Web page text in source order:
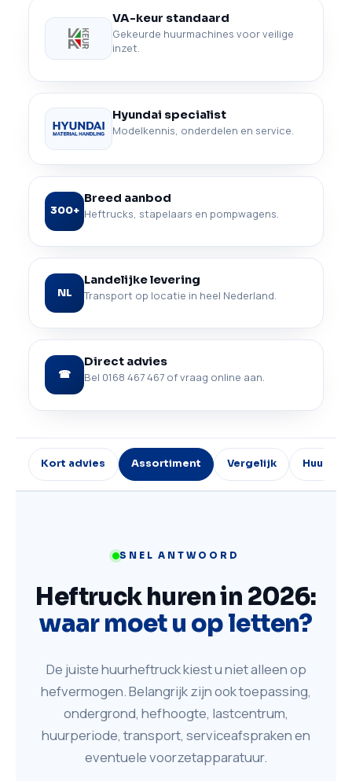
VA-keur standaard
Gekeurde huurmachines voor veilige
inzet.
Hyundai specialist
Modelkennis, onderdelen en service.
300+
Breed aanbod
Heftrucks, stapelaars en pompwagens.
NL
Landelijke levering
Transport op locatie in heel Nederland.
☎
Direct advies
Bel 0168 467 467 of vraag online aan.
Kort advies Assortiment Vergelijk
SNEL ANTWOORD
Heftruck huren in 2026:
waar moet u op letten?
De juiste huurheftruck kiest u niet alleen op
hefvermogen. Belangrijk zijn ook toepassing,
ondergrond, hefhoogte, lastcentrum,
huurperiode, transport, serviceafspraken en
eventuele voorzetapparatuur.